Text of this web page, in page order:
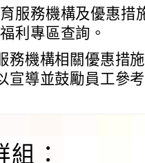
服務機構及優惠措
利專區查詢。
務機構相關優惠措
宣導並鼓勵員工參
：